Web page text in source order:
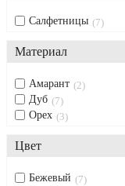
Салфетницы 7
Материал
Амарант 2
Дуб 7
Орех 3
Цвет
Бежевый 7